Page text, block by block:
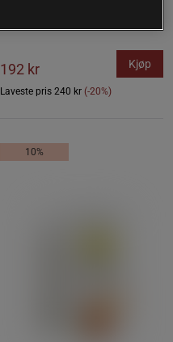
192 kr
Laveste pris 240 kr (-20%)
Kjøp
10%